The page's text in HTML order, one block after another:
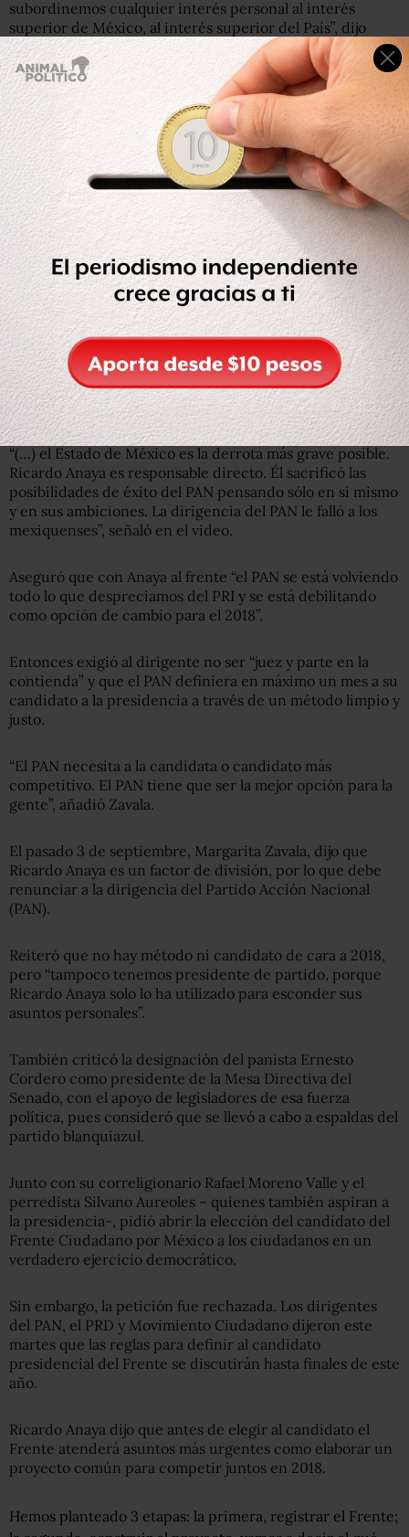
subordinemos cualquier interés personal al interés
superior de México, al interés superior del País”, dijo
Anaya en entrevista para Reforma.
Zavala criticó la declaración de Anaya.”¡Claro! Se nota que
está concentradísimo en ser presidente del PAN y apoyar
a nuestros candidatos”, escribió en Twitter.
¡Claro! Se nota que está concentradísimo en ser
presidente del PAN y apoyar a nuestros candidatos…
https://t.co/ayrxeJsAXL
— Margarita Zavala (@Mzavalagc)
May 25, 2017
En las elecciones mexiquenses del 4 de junio, el PAN
quedó en tercer lugar, detrás del PRI y Morena.
Tras la derrota, en un video difundido en sus redes
sociales, la exprimera dama responsabilizó a Anaya de la
derrota en el Estado de México.
“(…) el Estado de México es la derrota más grave posible.
Ricardo Anaya es responsable directo. Él sacrificó las
posibilidades de éxito del PAN pensando sólo en sí mismo
y en sus ambiciones. La dirigencia del PAN le falló a los
mexiquenses”, señaló en el video.
Aseguró que con Anaya al frente “el PAN se está volviendo
todo lo que despreciamos del PRI y se está debilitando
como opción de cambio para el 2018”.
Entonces exigió al dirigente no ser “juez y parte en la
contienda” y que el PAN definiera en máximo un mes a su
candidato a la presidencia a través de un método limpio y
justo.
“El PAN necesita a la candidata o candidato más
competitivo. El PAN tiene que ser la mejor opción para la
gente”, añadió Zavala.
El pasado 3 de septiembre, Margarita Zavala, dijo que
Ricardo Anaya es un factor de división, por lo que debe
renunciar a la dirigencia del Partido Acción Nacional
(PAN).
Reiteró que no hay método ni candidato de cara a 2018,
pero “tampoco tenemos presidente de partido, porque
Ricardo Anaya solo lo ha utilizado para esconder sus
asuntos personales”.
También criticó la designación del panista Ernesto
Cordero como presidente de la Mesa Directiva del
Senado, con el apoyo de legisladores de esa fuerza
política, pues consideró que se llevó a cabo a espaldas del
partido blanquiazul.
Junto con su correligionario Rafael Moreno Valle y el
perredista Silvano Aureoles – quienes también aspiran a
la presidencia-, pidió abrir la elección del candidato del
Frente Ciudadano por México a los ciudadanos en un
verdadero ejercicio democrático.
Sin embargo, la petición fue rechazada. Los dirigentes
del PAN, el PRD y Movimiento Ciudadano dijeron este
martes que las reglas para definir al candidato
presidencial del Frente se discutirán hasta finales de este
año.
Ricardo Anaya dijo que antes de elegir al candidato el
Frente atenderá asuntos más urgentes como elaborar un
proyecto común para competir juntos en 2018.
Hemos planteado 3 etapas: la primera, registrar el Frente;